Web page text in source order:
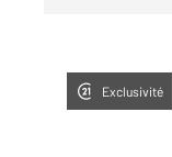
Exclusivité